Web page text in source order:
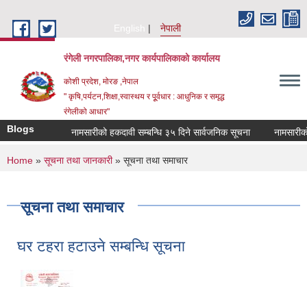
English
नेपाली
रंगेली नगरपालिका,नगर कार्यपालिकाको कार्यालय
कोशी प्रदेश, मोरङ ,नेपाल
" कृषि,पर्यटन,शिक्षा,स्वास्थय र पूूर्वधार : आधुनिक र समृद्ध
रंगेलीको आधार"
Blogs नामसारीको हकदावी सम्बन्धि ३५ दिने सार्वजनिक सूचना नामसारीको
You are here
Home » सूचना तथा जानकारी» सूचना तथा समाचार
सूचना तथा समाचार
घर टहरा हटाउने सम्बन्धि सूचना